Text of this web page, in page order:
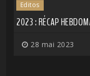
Editos
2023 : RÉCAP
28 mai 2023